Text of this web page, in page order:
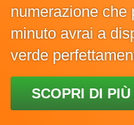
numerazione che
minuto avrai a
verde
SCOPRI DI PIÙ